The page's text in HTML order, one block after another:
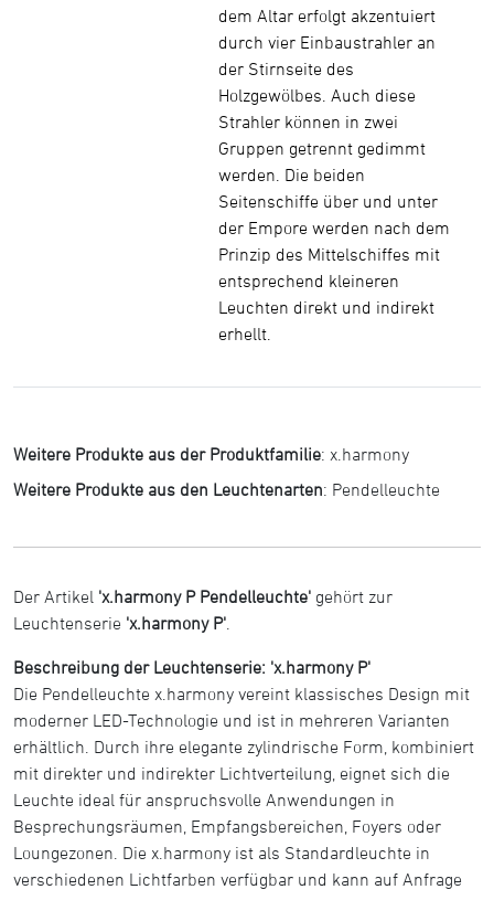
dem Altar erfolgt akzentuiert
durch vier Einbaustrahler an
der Stirnseite des
Holzgewölbes. Auch diese
Strahler können in zwei
Gruppen getrennt gedimmt
werden. Die beiden
Seitenschiffe über und unter
der Empore werden nach dem
Prinzip des Mittelschiffes mit
entsprechend kleineren
Leuchten direkt und indirekt
erhellt.
Weitere Produkte aus der Produktfamilie: x.harmony
Weitere Produkte aus den Leuchtenarten: Pendelleuchte
Der Artikel 'x.harmony P Pendelleuchte' gehört zur
Leuchtenserie 'x.harmony P'
Beschreibung der Leuchtenserie: 'x.harmony P'
Die Pendelleuchte x.harmony vereint klassisches Design mit
moderner LED-Technologie und ist in mehreren Varianten
erhältlich. Durch ihre elegante zylindrische Form, kombiniert
mit direkter und indirekter Lichtverteilung, eignet sich die
Leuchte ideal für anspruchsvolle Anwendungen in
Besprechungsräumen, Empfangsbereichen, Foyers oder
Loungezonen. Die x.harmony ist als Standardleuchte in
verschiedenen Lichtfarben verfügbar und kann auf Anfrage